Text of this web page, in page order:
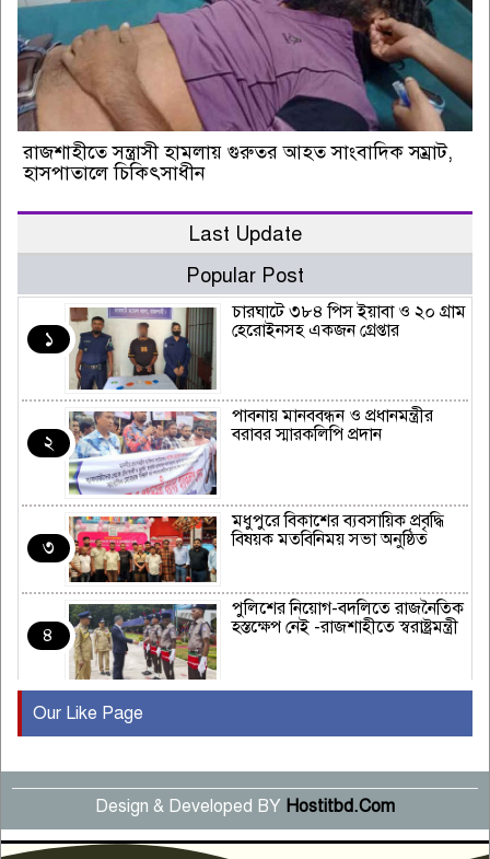
রাজশাহীতে সন্ত্রাসী হামলায় গুরুতর আহত সাংবাদিক সম্রাট,
হাসপাতালে চিকিৎসাধীন
Last Update
Popular Post
১
চারঘাটে ৩৮৪ পিস ইয়াবা ও ২০ গ্রাম
হেরোইনসহ একজন গ্রেপ্তার
২
পাবনায় মানববন্ধন ও প্রধানমন্ত্রীর
বরাবর স্মারকলিপি প্রদান
৩
মধুপুরে বিকাশের ব্যবসায়িক প্রবৃদ্ধি
বিষয়ক মতবিনিময় সভা অনুষ্ঠিত
৪
পুলিশের নিয়োগ-বদলিতে রাজনৈতিক
হস্তক্ষেপ নেই -রাজশাহীতে স্বরাষ্ট্রমন্ত্রী
৫
বছর পূর্তি উদযাপন
৬
সংবাদ সম্মেলনে অভিযোগ অস্বীকার
উদ্দেশ্য প্রণোদিত সংবাদ প্রকাশের
প্রতিবাদ নাজির হাসানের
Our Like Page
Design & Developed BY Hostitbd.Com